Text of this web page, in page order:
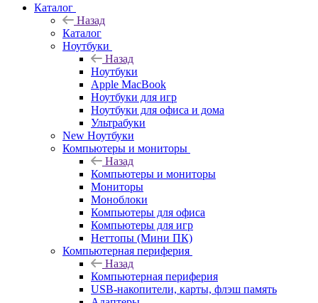
Каталог
Назад
Каталог
Ноутбуки
Назад
Ноутбуки
Apple MacBook
Ноутбуки для игр
Ноутбуки для офиса и дома
Ультрабуки
New Ноутбуки
Компьютеры и мониторы
Назад
Компьютеры и мониторы
Мониторы
Моноблоки
Компьютеры для офиса
Компьютеры для игр
Неттопы (Мини ПК)
Компьютерная периферия
Назад
Компьютерная периферия
USB-накопители, карты, флэш память